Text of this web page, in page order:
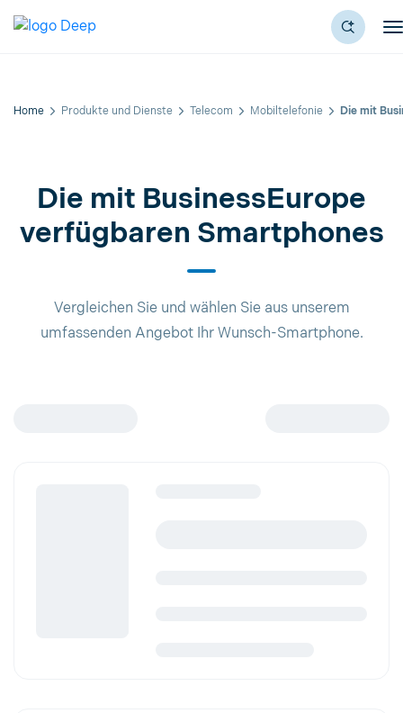
Home Produkte und Dienste Telecom Mobiltelefonie Die mit
Die mit BusinessEurope
verfügbaren Smartphones
Vergleichen Sie und wählen Sie aus unserem
umfassenden Angebot Ihr Wunsch-Smartphone.